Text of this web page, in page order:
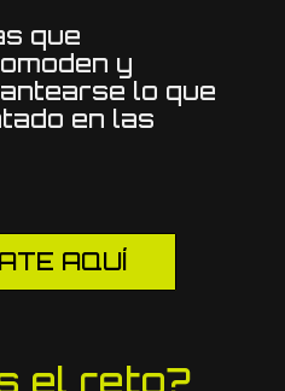
que
y
lo que
en las
AQUÍ
el reto?